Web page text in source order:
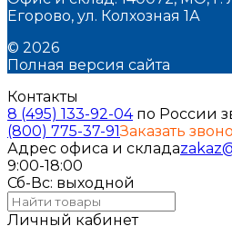
Егорово, ул. Колхозная 1А
© 2026
Полная версия сайта
Контакты
8 (495) 133-92-04по России
(800) 775-37-91Заказать
Адрес офиса и склада
9:00-18:00
Сб-Вс: выходной
Личный кабинет